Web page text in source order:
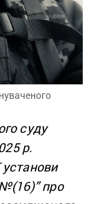
суду
р.
про